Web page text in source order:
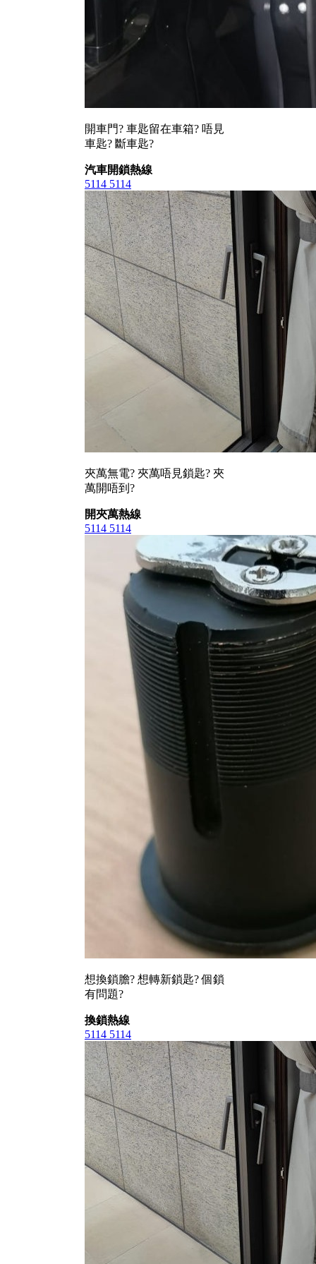
開車門? 車匙留在車箱? 唔見
車匙? 斷車匙?
汽車開鎖熱線
5114 5114
夾萬無電? 夾萬唔見鎖匙? 夾
萬開唔到?
開夾萬熱線
5114 5114
想換鎖膽? 想轉新鎖匙? 個鎖
有問題?
換鎖熱線
5114 5114